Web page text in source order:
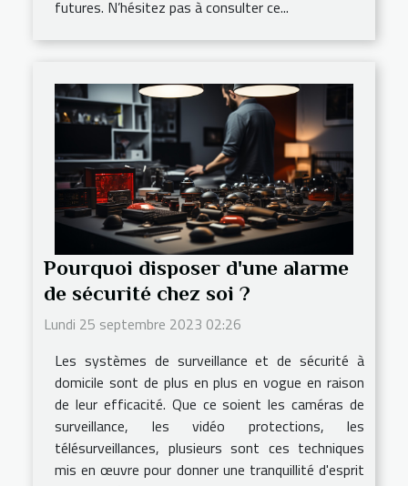
futures. N’hésitez pas à consulter ce...
Pourquoi disposer d'une alarme
de sécurité chez soi ?
Lundi 25 septembre 2023 02:26
Les systèmes de surveillance et de sécurité à
domicile sont de plus en plus en vogue en raison
de leur efficacité. Que ce soient les caméras de
surveillance, les vidéo protections, les
télésurveillances, plusieurs sont ces techniques
mis en œuvre pour donner une tranquillité d'esprit